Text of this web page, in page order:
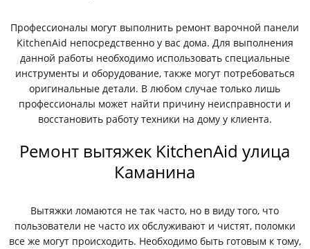
Профессионалы могут выполнить ремонт варочной панели
KitchenAid непосредственно у вас дома. Для выполнения
данной работы необходимо использовать специальные
инструменты и оборудование, также могут потребоваться
оригинальные детали. В любом случае только лишь
профессионалы может найти причину неисправности и
восстановить работу техники на дому у клиента.
Ремонт вытяжек KitchenAid улица
Каманина
Вытяжки ломаются не так часто, но в виду того, что
пользователи не часто их обслуживают и чистят, поломки
все же могут происходить. Необходимо быть готовым к тому,